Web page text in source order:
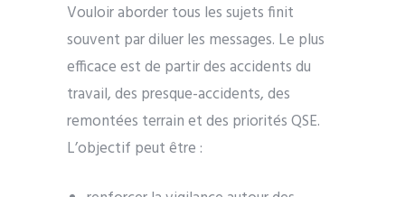
Vouloir aborder tous les sujets finit
souvent par diluer les messages. Le plus
efficace est de partir des accidents du
travail, des presque-accidents, des
remontées terrain et des priorités QSE.
L’objectif peut être :